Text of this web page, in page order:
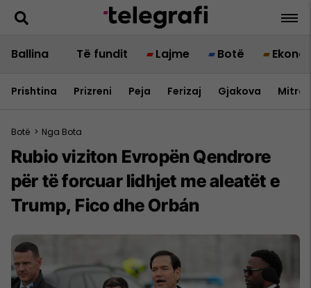
Ballina Të fundit Lajme Botë
Prishtina Prizreni Peja Ferizaj Gjakova
Botë > Nga Bota
Rubio viziton Evropën Qendrore
për të forcuar lidhjet me aleatët e
Trump, Fico dhe Orbán